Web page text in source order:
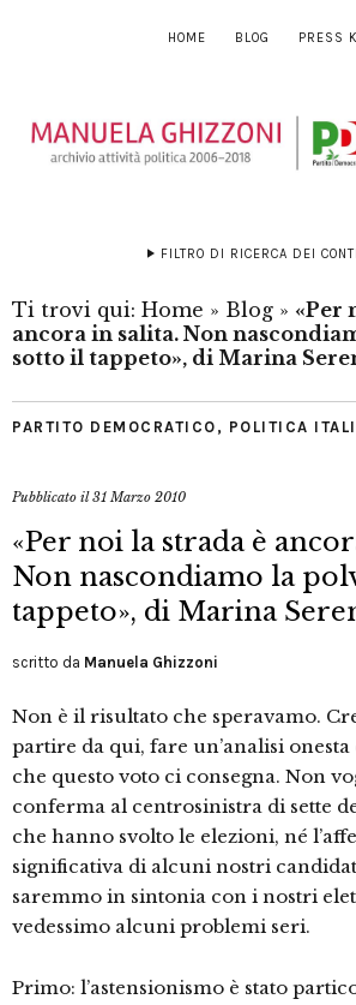
HOME BLOG PRESS
FILTRO DI RICERCA DEI
Ti trovi qui: Home » Blog » «Per
ancora in salita. Non
sotto il tappeto», di Marina
PARTITO DEMOCRATICO , POLITICA
Pubblicato il31 Marzo 2010
«Per noi la strada è
Non nascondiamo la
tappeto», di Marina
scritto da Manuela Ghizzoni
Non è il risultato che speravamo.
partire da qui, fare un’analisi
che questo voto ci consegna. Non
conferma al centrosinistra di sette
che hanno svolto le elezioni, né
significativa di alcuni nostri
saremmo in sintonia con i nostri
vedessimo alcuni problemi seri.
Primo: l’astensionismo è stato